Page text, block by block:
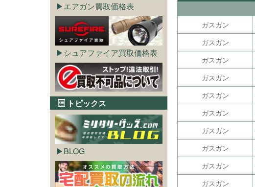
ガスガン
ガスガン
ガスガン
ガスガン
ガスガン
ガスガン
ガスガン
ガスガン
ガスガン
ガスガン
エアガン買取価格表
シュアファイア買取価格表
トピックス
BLOG